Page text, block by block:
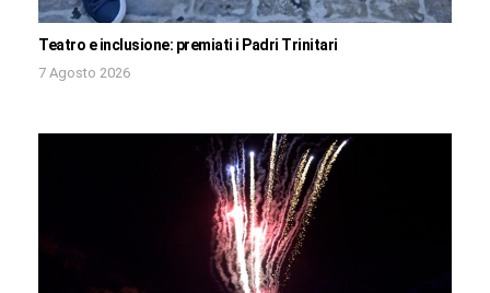
Teatro e inclusione: premiati i Padri Trinitari
7 Agosto 2026